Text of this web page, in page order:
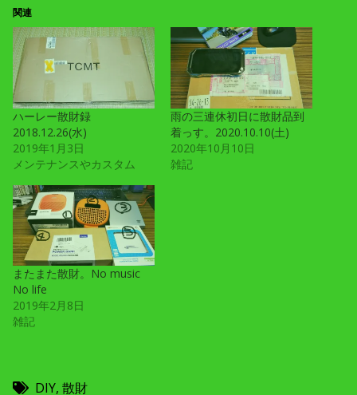
関連
ハーレー散財録
2018.12.26(水)
2019年1月3日
メンテナンスやカスタム
雨の三連休初日に散財品到
着っす。2020.10.10(土)
2020年10月10日
雑記
またまた散財。No music
No life
2019年2月8日
雑記
DIY, 散財